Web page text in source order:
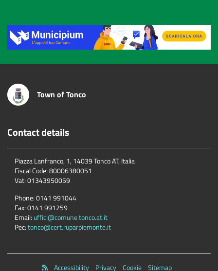
Title
Town of Tonco
Contact details
Piazza Lanfranco, 1, 14039 Tonco AT, Italia
Fiscal Code:80006380051
Vat:01343950059
Phone:0141 991044
Fax:0141 991259
Email: uffici@comune.tonco.at.it
Pec:tonco@cert.ruparpiemonte.it
Accessibility Privacy Cookie Sitemap